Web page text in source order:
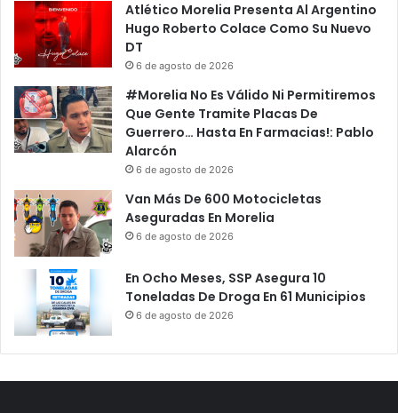
Atlético Morelia Presenta Al Argentino
Hugo Roberto Colace Como Su Nuevo
DT
6 de agosto de 2026
#Morelia No Es Válido Ni Permitiremos
Que Gente Tramite Placas De
Guerrero… Hasta En Farmacias!: Pablo
Alarcón
6 de agosto de 2026
Van Más De 600 Motocicletas
Aseguradas En Morelia
6 de agosto de 2026
En Ocho Meses, SSP Asegura 10
Toneladas De Droga En 61 Municipios
6 de agosto de 2026